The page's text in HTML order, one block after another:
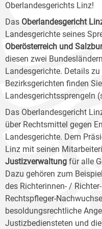
Oberlandesgerichts Linz!
Das Oberlandesgericht
Landesgerichte seines
Oberösterreich und
diesen zwei
Landesgerichte. Details
Bezirksgerichten finden
Landesgerichtssprengeln
Das Oberlandesgericht
über Rechtsmittel gegen
Landesgerichte. Dem
Linz mit seinen
Justizverwaltung für alle
Dazu gehören zum
des Richterinnen- /
Rechtspfleger-
besoldungsrechtliche
Justizbediensteten und